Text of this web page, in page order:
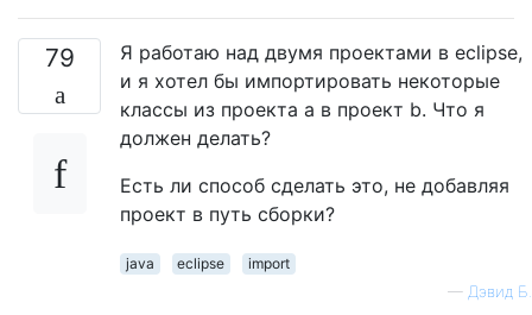
79
Я работаю над двумя проектами в eclipse,
и я хотел бы импортировать некоторые
классы из проекта a в проект b. Что я
должен делать?
Есть ли способ сделать это, не добавляя
проект в путь сборки?
java eclipse
import
— Дэвид Б.